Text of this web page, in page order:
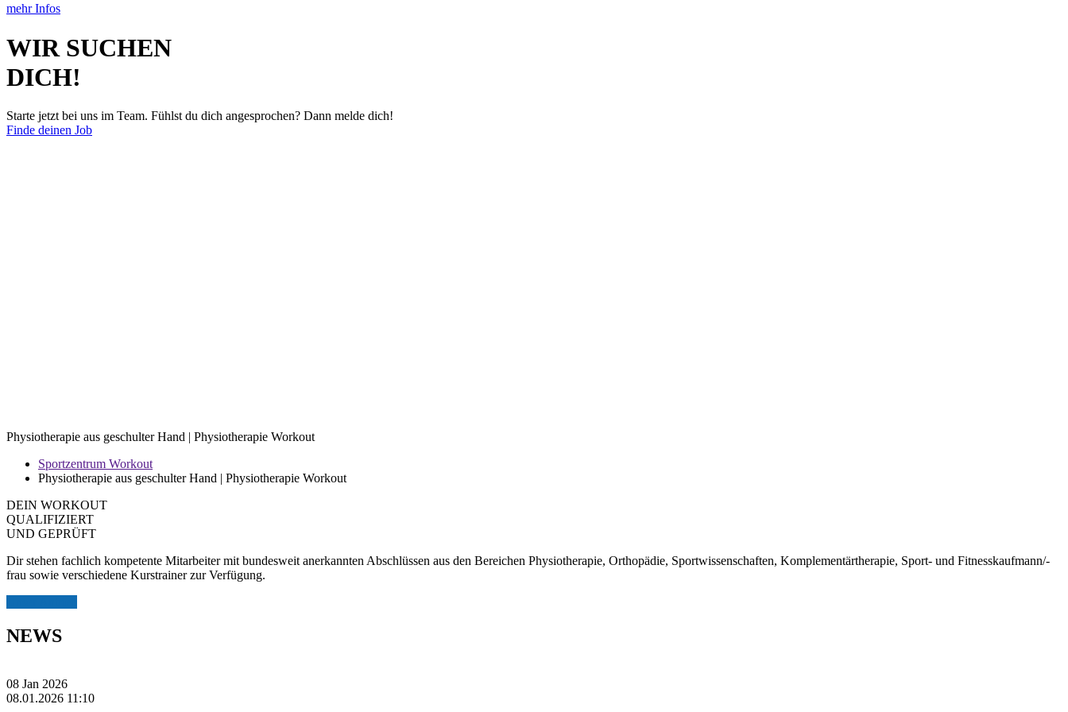
mehr Infos
WIR SUCHEN
DICH!
Starte jetzt bei uns im Team. Fühlst du dich angesprochen? Dann melde dich!
Finde deinen Job
Physiotherapie aus geschulter Hand | Physiotherapie Workout
Sportzentrum Workout
Physiotherapie aus geschulter Hand | Physiotherapie Workout
DEIN WORKOUT
QUALIFIZIERT
UND GEPRÜFT
Dir stehen fachlich kompetente Mitarbeiter mit bundesweit anerkannten Abschlüssen aus den Bereichen Physiotherapie, Orthopädie, Sportwissenschaften, Komplementärtherapie, Sport- und Fitnesskaufmann/-
frau sowie verschiedene Kurstrainer zur Verfügung.
NEWS
08 Jan 2026
08.01.2026 11:10